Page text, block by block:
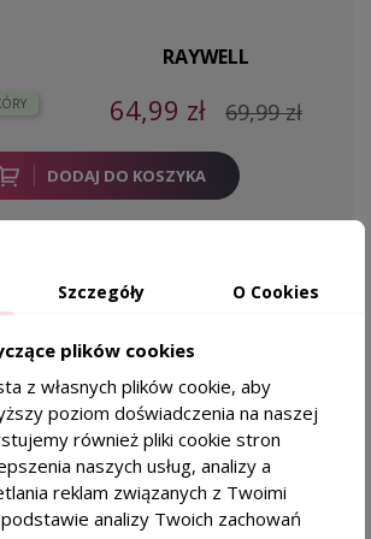
RAYWELL
64,99 zł 69,99 zł
DODAJ DO KOSZYKA
Z KATEGORII
Silkening Milk Nawilżające i
mleczko do włosów - 140ml
Dla kogo?
suche włosy
Szczegóły O Cookies
plików cookies
z własnych plików cookie, aby
poziom doświadczenia na naszej
również pliki cookie stron
naszych usług, analizy a
reklam związanych z Twoimi
analizy Twoich zachowań